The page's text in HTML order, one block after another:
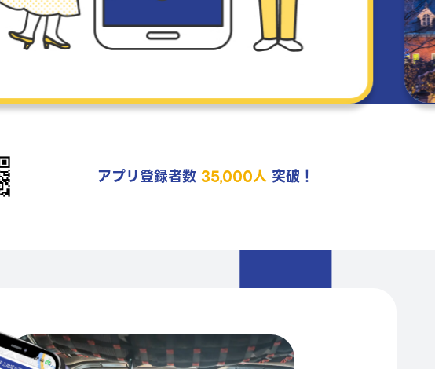
アプリ登録者数 35,000人 突破！